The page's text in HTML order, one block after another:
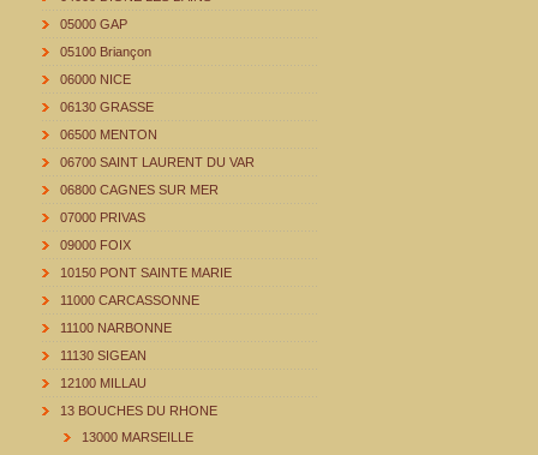
05000 GAP
05100 Briançon
06000 NICE
06130 GRASSE
06500 MENTON
06700 SAINT LAURENT DU VAR
06800 CAGNES SUR MER
07000 PRIVAS
09000 FOIX
10150 PONT SAINTE MARIE
11000 CARCASSONNE
11100 NARBONNE
11130 SIGEAN
12100 MILLAU
13 BOUCHES DU RHONE
13000 MARSEILLE